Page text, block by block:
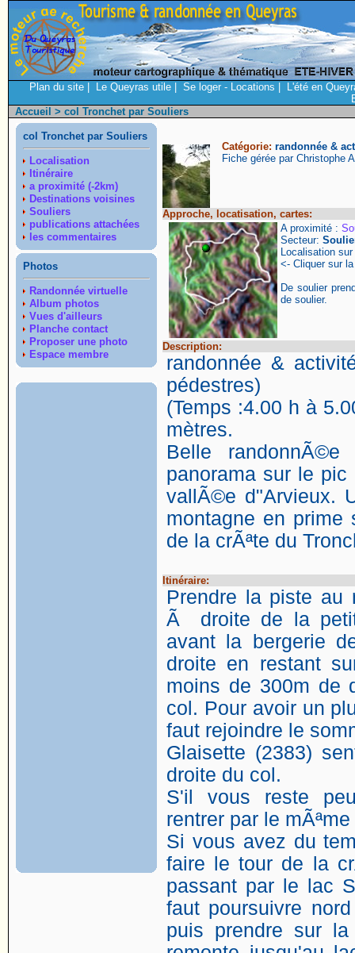
Plan du site Le Queyras utile Se loger - Locations
L'été en
Accueil > col Tronchet par Souliers
col Tronchet par Souliers
Localisation
Itinéraire
a proximité (-2km)
Destinations voisines
Souliers
publications attachées
les commentaires
Photos
Randonnée virtuelle
Album photos
Vues d'ailleurs
Planche contact
Proposer une photo
Espace membre
Catégorie: randonnée &
Fiche gérée par Christophe
Approche, locatisation, cartes:
A proximité :
Secteur:
Localisation sur
<- Cliquer sur
De soulier
de soulier.
Description:
randonnée &
pédestres)
(Temps :4.00 h à
mètres.
Belle
panorama sur le
vallÃ©e d"Arvieux.
montagne en
de la crÃªte du
Itinéraire:
Prendre la piste au
Ã droite de la
avant la bergerie
droite en restant
moins de 300m de
col. Pour avoir un
faut rejoindre le
Glaisette (2383)
droite du col.
S'il vous reste
rentrer par le
Si vous avez du
faire le tour de la
passant par le lac
faut poursuivre
puis prendre sur